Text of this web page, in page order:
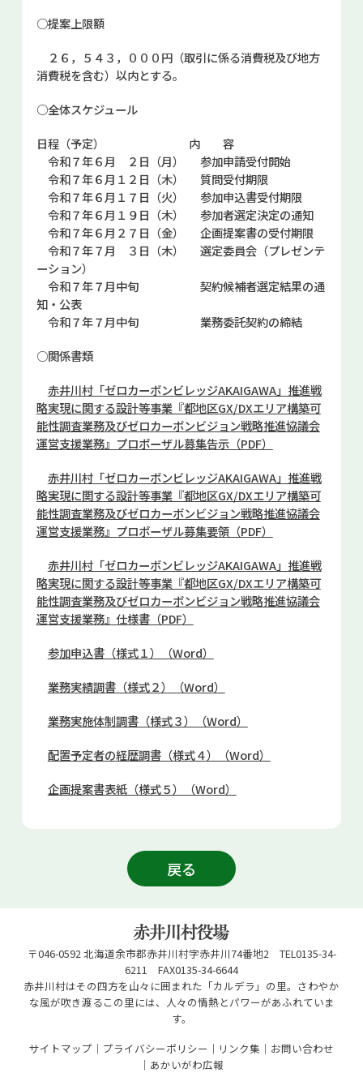
○提案上限額
２６，５４３，０００円（取引に係る消費税及び地方
消費税を含む）以内とする。
○全体スケジュール
日程（予定） 内 容
令和７年６月 ２日（月） 参加申請受付開始
令和７年６月１２日（木） 質問受付期限
令和７年６月１７日（火） 参加申込書受付期限
令和７年６月１９日（木） 参加者選定決定の通知
令和７年６月２７日（金） 企画提案書の受付期限
令和７年７月 ３日（木） 選定委員会（プレゼンテ
ーション）
令和７年７月中旬 契約候補者選定結果の通
知・公表
令和７年７月中旬 業務委託契約の締結
○関係書類
赤井川村「ゼロカーボンビレッジAKAIGAWA」推進戦
略実現に関する設計等事業『都地区GX/DXエリア構築可
能性調査業務及びゼロカーボンビジョン戦略推進協議会
運営支援業務』プロポーザル募集告示（PDF）
赤井川村「ゼロカーボンビレッジAKAIGAWA」推進戦
略実現に関する設計等事業『都地区GX/DXエリア構築可
能性調査業務及びゼロカーボンビジョン戦略推進協議会
運営支援業務』プロポーザル募集要領（PDF）
赤井川村「ゼロカーボンビレッジAKAIGAWA」推進戦
略実現に関する設計等事業『都地区GX/DXエリア構築可
能性調査業務及びゼロカーボンビジョン戦略推進協議会
運営支援業務』仕様書（PDF）
参加申込書（様式１）（Word）
業務実績調書（様式２）（Word）
業務実施体制調書（様式３）（Word）
配置予定者の経歴調書（様式４）（Word）
企画提案書表紙（様式５）（Word）
戻る
〒046-0592 北海道余市郡赤井川村字赤井川74番地2 TEL0135-34-
6211 FAX0135-34-6644
赤井川村はその四方を山々に囲まれた「カルデラ」の里。さわやか
な風が吹き渡るこの里には、人々の情熱とパワーがあふれていま
す。
サイトマップ
プライバシーポリシー リンク集
お問い合わせ
あかいがわ広報